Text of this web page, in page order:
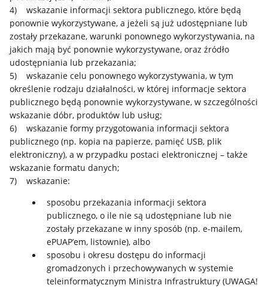
4) wskazanie informacji sektora publicznego, które będą
ponownie wykorzystywane, a jeżeli są już udostępniane lub
zostały przekazane, warunki ponownego wykorzystywania, na
jakich mają być ponownie wykorzystywane, oraz źródło
udostępniania lub przekazania;
5) wskazanie celu ponownego wykorzystywania, w tym
określenie rodzaju działalności, w której informacje sektora
publicznego będą ponownie wykorzystywane, w szczególności
wskazanie dóbr, produktów lub usług;
6) wskazanie formy przygotowania informacji sektora
publicznego (np. kopia na papierze, pamięć USB, plik
elektroniczny), a w przypadku postaci elektronicznej – także
wskazanie formatu danych;
7) wskazanie:
sposobu przekazania informacji sektora
publicznego, o ile nie są udostępniane lub nie
zostały przekazane w inny sposób (np. e-mailem,
ePUAP’em, listownie), albo
sposobu i okresu dostępu do informacji
gromadzonych i przechowywanych w systemie
teleinformatycznym Ministra Infrastruktury (UWAGA!